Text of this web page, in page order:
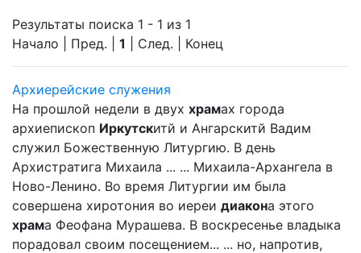
Результаты поиска 1 - 1 из 1
Начало | Пред. | 1 | След. | Конец
Архиерейские служения
На прошлой недели в двух храмах города
архиепископ Иркутскитй и Ангарскитй Вадим
служил Божественную Литургию. В день
Архистратига Михаила ... ... Михаила-Архангела в
Ново-Ленино. Во время Литургии им была
совершена хиротония во иереи диакона этого
храма Феофана Мурашева. В воскресенье владыка
порадовал своим посещением... ... но, напротив,